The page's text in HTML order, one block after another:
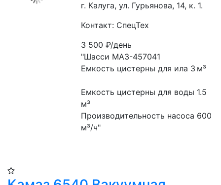
г. Калуга, ул. Гурьянова, 14, к. 1.
Контакт: СпецТех
3 500₽/день
"Шасси МАЗ-457041
Емкость цистерны для ила 3 м³
Емкость цистерны для воды 1.5
м³
Производительность насоса 600
м³/ч"